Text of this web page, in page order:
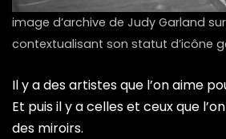
image d’archive de Judy Garland
contextualisant son statut d’icône
Il y a des artistes que l’on aime
Et puis il y a celles et ceux que
des miroirs.